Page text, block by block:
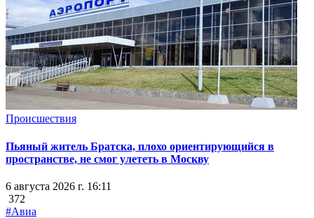
Происшествия
Пьяный житель Братска, плохо ориентирующийся в
пространстве, не смог улететь в Москву
6 августа 2026 г. 16:11
372
#Авиа